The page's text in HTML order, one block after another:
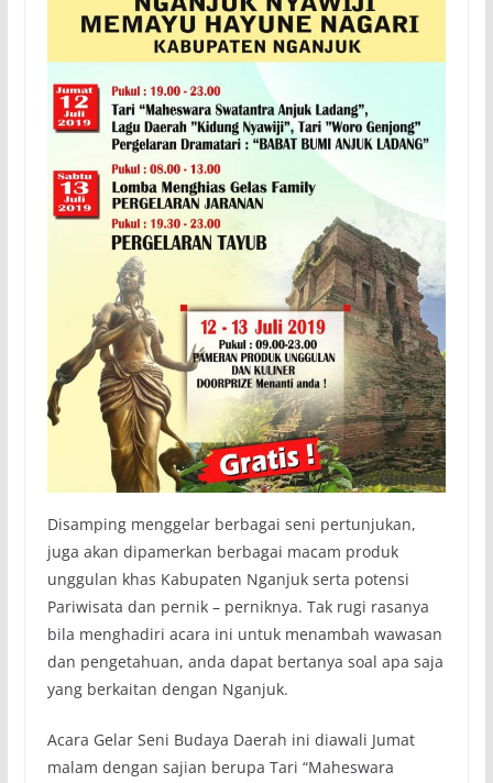
Disamping menggelar berbagai seni pertunjukan,
juga akan dipamerkan berbagai macam produk
unggulan khas Kabupaten Nganjuk serta potensi
Pariwisata dan pernik – perniknya. Tak rugi rasanya
bila menghadiri acara ini untuk menambah wawasan
dan pengetahuan, anda dapat bertanya soal apa saja
yang berkaitan dengan Nganjuk.
Acara Gelar Seni Budaya Daerah ini diawali Jumat
malam dengan sajian berupa Tari “Maheswara